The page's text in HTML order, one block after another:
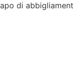
di